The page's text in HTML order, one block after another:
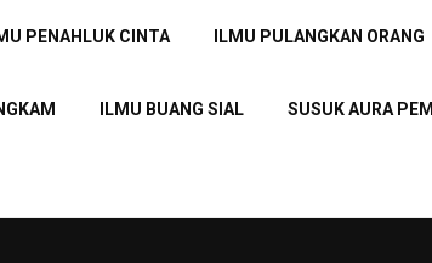
PENAHLUK CINTA ILMU PULANGKAN ORANG
ILMU BUANG SIAL SUSUK AURA